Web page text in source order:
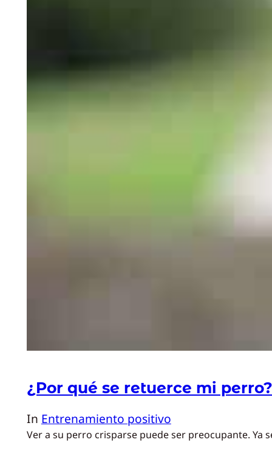
¿Por qué se retuerce mi perro?
In Entrenamiento positivo
Ver a su perro crisparse puede ser preocupante.